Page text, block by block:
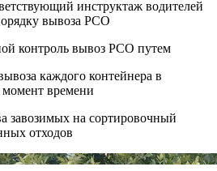
инструктаж водителей
вывоза РСО
контроль вывоз РСО путем
каждого контейнера в
времени
завозимых на сортировочный
отходов